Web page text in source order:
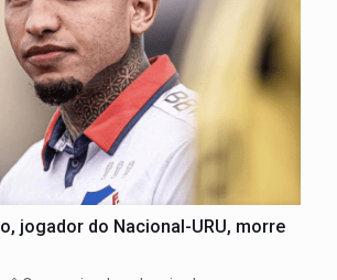
jogador do Nacional-URU, morre